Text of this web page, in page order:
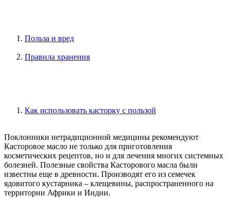
Польза и вред
Правила хранения
Как использовать касторку с пользой
Поклонники нетрадиционной медицины рекомендуют
Касторовое масло не только для приготовления
косметических рецептов, но и для лечения многих системных
болезней. Полезные свойства Касторового масла были
известны еще в древности. Производят его из семечек
ядовитого кустарника – клещевины, распространенного на
территории Африки и Индии.